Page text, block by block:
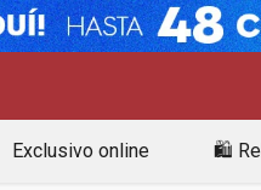
Exclusivo online 🛍️